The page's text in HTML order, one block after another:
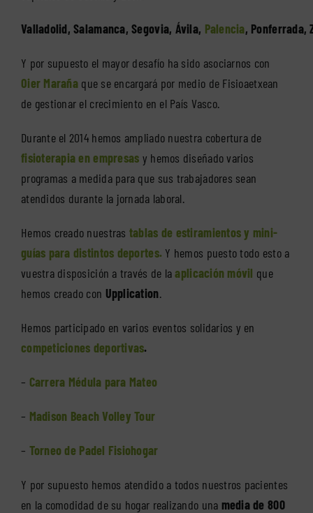
Valladolid, Salamanca, Segovia, Ávila, Palencia, Ponferrada,
Y por supuesto el mayor desafío ha sido asociarnos con
Oier Maraña que se encargará por medio de Fisioaetxean
de gestionar el crecimiento en el País Vasco.
Durante el 2014 hemos ampliado nuestra cobertura de
fisioterapia en empresas y hemos diseñado varios
programas a medida para que sus trabajadores sean
atendidos durante la jornada laboral.
Hemos creado nuestras tablas de estiramientos y mini-
guías para distintos deportes. Y hemos puesto todo esto a
vuestra disposición a través de laaplicación móvil que
hemos creado con Upplication.
Hemos participado en varios eventos solidarios y en
competiciones deportivas.
– Carrera Médula para Mateo
– Madison Beach Volley Tour
– Torneo de Padel Fisiohogar
Y por supuesto hemos atendido a todos nuestros pacientes
en la comodidad de su hogar realizando una media de 800